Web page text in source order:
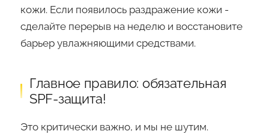
кожи. Если появилось раздражение кожи -
сделайте перерыв на неделю и восстановите
барьер увлажняющими средствами.
Главное правило: обязательная
SPF-защита!
Это критически важно, и мы не шутим.